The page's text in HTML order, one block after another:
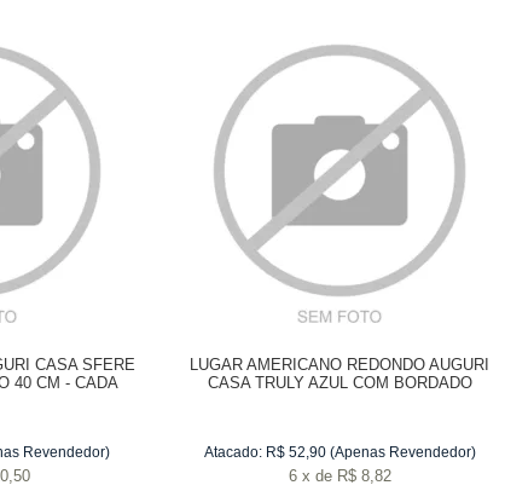
CASA SFERE
40 CM - CADA
Revendedor)
LUGAR AMERICANO REDONDO AUGURI
CASA TRULY AZUL COM BORDADO
Atacado: R$ 52,90 (Apenas Revendedor)
6 x de R$ 8,82